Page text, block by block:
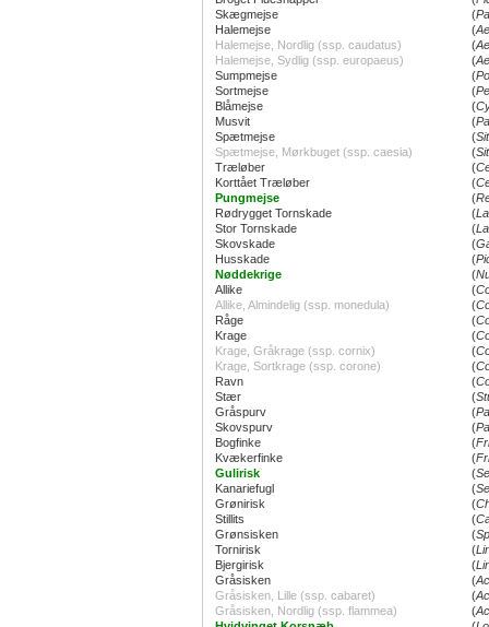
Skægmejse
(
Halemejse
(
Halemejse, Nordlig (ssp. caudatus)
(
Halemejse, Sydlig (ssp. europaeus)
(
Sumpmejse
(
Sortmejse
(
Blåmejse
(
Musvit
(
Spætmejse
(
Spætmejse, Mørkbuget (ssp. caesia)
(
Træløber
(
Korttået Træløber
(
Pungmejse
(
Rødrygget Tornskade
(
Stor Tornskade
(
Skovskade
(
Husskade
(
Nøddekrige
(
Allike
(
Allike, Almindelig (ssp. monedula)
(
Råge
(
Krage
(
Krage, Gråkrage (ssp. cornix)
(
Krage, Sortkrage (ssp. corone)
(
Ravn
(
Stær
(
Gråspurv
(
Skovspurv
(
Bogfinke
(
Kvækerfinke
(
Gulirisk
(
Kanariefugl
(
Grønirisk
(
Stillits
(
Grønsisken
(
Tornirisk
(
Bjergirisk
(
Gråsisken
(
Gråsisken, Lille (ssp. cabaret)
(
Gråsisken, Nordlig (ssp. flammea)
(